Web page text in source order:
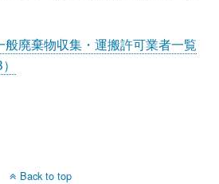
般廃棄物収集・運搬許可業者一覧
Back to top